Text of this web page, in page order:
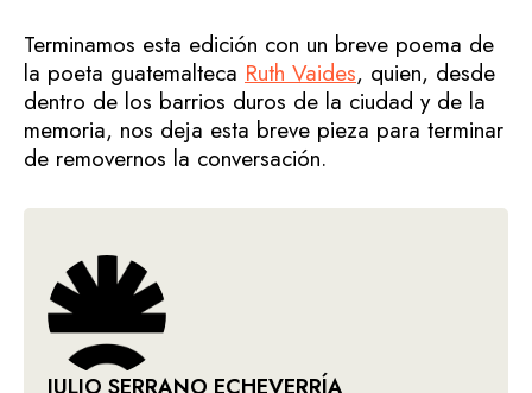
Terminamos esta edición con un breve poema de
la poeta guatemalteca Ruth Vaides, quien, desde
dentro de los barrios duros de la ciudad y de la
memoria, nos deja esta breve pieza para terminar
de removernos la conversación.
JULIO SERRANO ECHEVERRÍA